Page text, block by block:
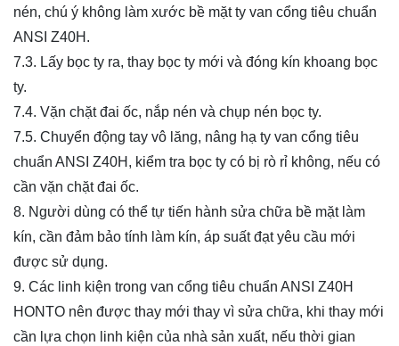
nén, chú ý không làm xước bề mặt ty van cổng tiêu chuẩn
ANSI Z40H.
7.3. Lấy bọc ty ra, thay bọc ty mới và đóng kín khoang bọc
ty.
7.4. Vặn chặt đai ốc, nắp nén và chụp nén bọc ty.
7.5. Chuyển động tay vô lăng, nâng hạ ty van cổng tiêu
chuẩn ANSI Z40H, kiểm tra bọc ty có bị rò rỉ không, nếu có
cần vặn chặt đai ốc.
8. Người dùng có thể tự tiến hành sửa chữa bề mặt làm
kín, cần đảm bảo tính làm kín, áp suất đạt yêu cầu mới
được sử dụng.
9. Các linh kiện trong van cổng tiêu chuẩn ANSI Z40H
HONTO nên được thay mới thay vì sửa chữa, khi thay mới
cần lựa chọn linh kiện của nhà sản xuất, nếu thời gian